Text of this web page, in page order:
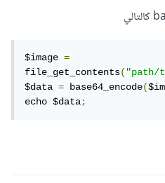
$image =
file_get_contents("path/
$data = base64_encode(
echo $data;